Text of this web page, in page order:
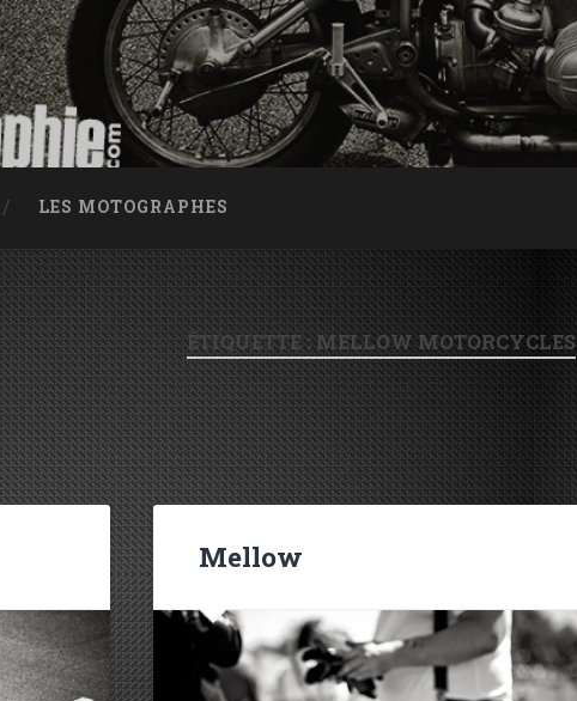
LES MOTOGRAPHES
ÉTIQUETTE : MELLOW MOTORCYCLES
Mellow